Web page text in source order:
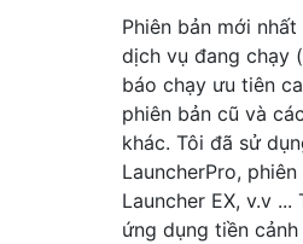
Phiên bản mới
dịch vụ đang chạy
báo chạy ưu tiên
phiên bản cũ và
khác. Tôi đã sử
LauncherPro,
Launcher EX, v.v
ứng dụng tiền